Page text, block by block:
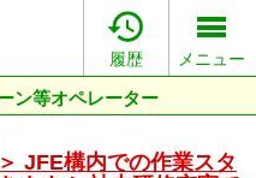

履歴 メニュー
ン等オペレーター
JFE構内での作業スタ